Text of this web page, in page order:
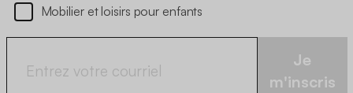
Mobilier et loisirs pour enfants
Je
m'inscris